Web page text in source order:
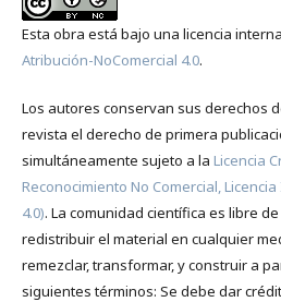
Esta obra está bajo una licencia
Atribución-NoComercial 4.0.
Los autores conservan sus derechos
revista el derecho de primera
simultáneamente sujeto a la Licencia
Reconocimiento No Comercial,
4.0). La comunidad científica es libre
redistribuir el material en cualquier
remezclar, transformar, y construir a
siguientes términos: Se debe dar